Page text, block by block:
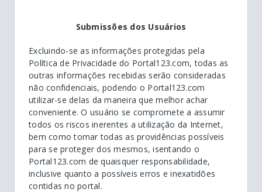
Submissões dos Usuários
Excluindo-se as informações protegidas pela
Política de Privacidade do Portal123.com, todas as
outras informações recebidas serão consideradas
não confidenciais, podendo o Portal123.com
utilizar-se delas da maneira que melhor achar
conveniente. O usuário se compromete a assumir
todos os riscos inerentes a utilização da Internet,
bem como tomar todas as providências possíveis
para se proteger dos mesmos, isentando o
Portal123.com de quaisquer responsabilidade,
inclusive quanto a possíveis erros e inexatidões
contidas no portal.